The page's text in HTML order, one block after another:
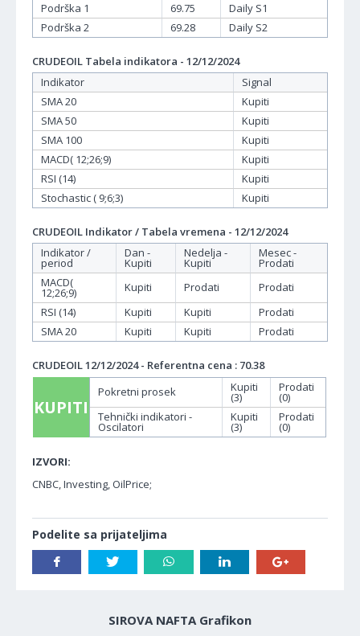
Podrška 1
69.75
Daily S1
Podrška 2
69.28 Daily S2
CRUDEOIL Tabela indikatora - 12/12/2024
Indikator
Signal
SMA 20
Kupiti
SMA 50
Kupiti
SMA 100
Kupiti
MACD( 12;26;9)
Kupiti
RSI (14)
Kupiti
Stochastic ( 9;6;3)
Kupiti
CRUDEOIL Indikator / Tabela vremena - 12/12/2024
Indikator /
period
Dan -
Kupiti
Nedelja -
Kupiti
Mesec -
Prodati
MACD(
12;26;9) Kupiti Prodati
Prodati
RSI (14)
Kupiti Kupiti
Prodati
SMA 20
Kupiti Kupiti Prodati
CRUDEOIL 12/12/2024 - Referentna cena : 70.38
KUPITI
Pokretni prosek Kupiti
(3)
Prodati
(0)
Tehnički indikatori -
Oscilatori
Kupiti
(3)
Prodati
(0)
IZVORI:
CNBC, Investing, OilPrice;
Podelite sa prijateljima
SIROVA NAFTA Grafikon